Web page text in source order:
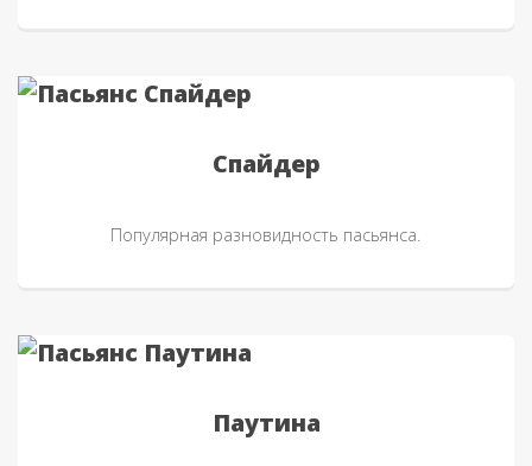
Спайдер
Популярная разновидность пасьянса.
Паутина